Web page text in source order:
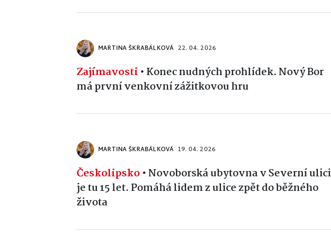
MARTINA ŠKRABÁLKOVÁ 22. 04. 2026
Zajímavosti • Konec nudných prohlídek. Nový Bor
má první venkovní zážitkovou hru
MARTINA ŠKRABÁLKOVÁ 19. 04. 2026
Českolipsko • Novoborská ubytovna v Severní ulici
je tu 15 let. Pomáhá lidem z ulice zpět do běžného
života